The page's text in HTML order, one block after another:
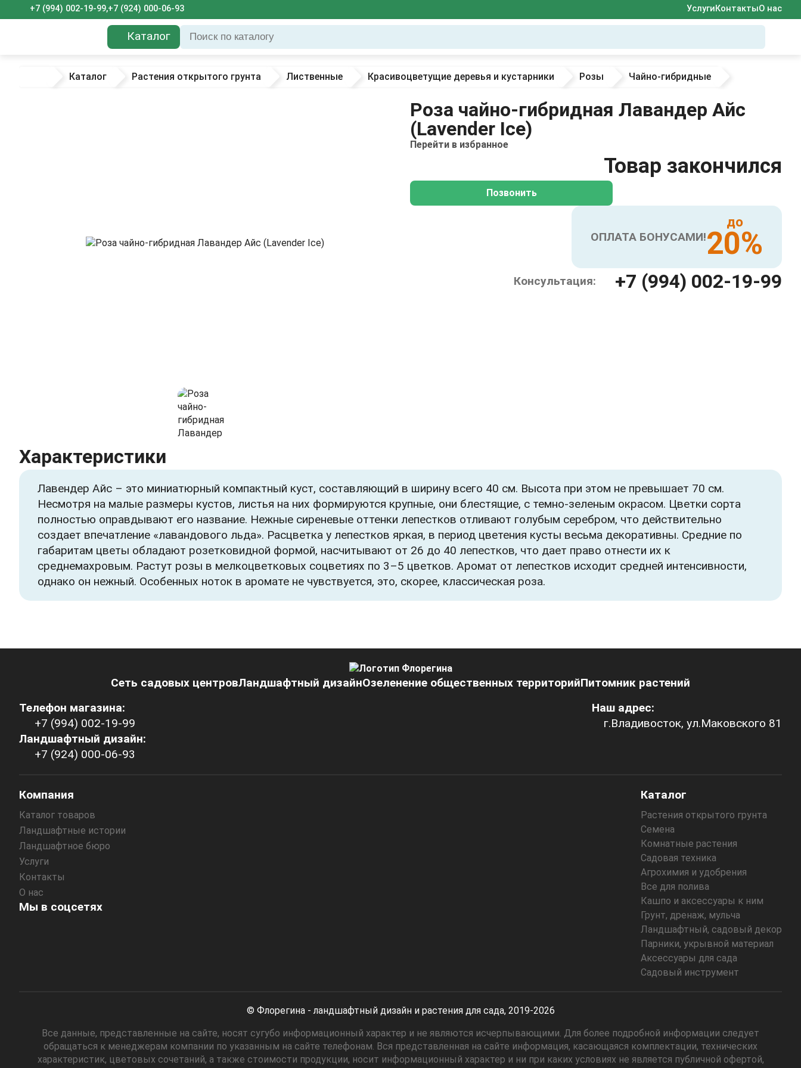
+7 (994) 002-19-99,+7 (924) 000-06-93 УслугиКонтактыО нас
Каталог
Каталог Растения открытого грунта Лиственные Красивоцветущие деревья и кустарники Розы Чайно-гибридные
Роза чайно-гибридная Лавандер Айс
(Lavender Ice)
Перейти в избранное
Товар закончился
Позвонить
ОПЛАТА БОНУСАМИ!
до
20%
Консультация: +7 (994) 002-19-99
Характеристики
Лавендер Айс – это миниатюрный компактный куст, составляющий в ширину всего 40 см. Высота при этом не превышает 70 см.
Несмотря на малые размеры кустов, листья на них формируются крупные, они блестящие, с темно-зеленым окрасом. Цветки сорта
полностью оправдывают его название. Нежные сиреневые оттенки лепестков отливают голубым серебром, что действительно
создает впечатление «лавандового льда». Расцветка у лепестков яркая, в период цветения кусты весьма декоративны. Средние по
габаритам цветы обладают розетковидной формой, насчитывают от 26 до 40 лепестков, что дает право отнести их к
среднемахровым. Растут розы в мелкоцветковых соцветиях по 3–5 цветков. Аромат от лепестков исходит средней интенсивности,
однако он нежный. Особенных ноток в аромате не чувствуется, это, скорее, классическая роза.
Сеть садовых центровЛандшафтный дизайнОзеленение общественных территорийПитомник растений
Телефон магазина:
+7 (994) 002-19-99
Ландшафтный дизайн:
+7 (924) 000-06-93
Наш адрес:
г.Владивосток, ул.Маковского 81
Компания
Каталог товаров
Ландшафтные истории
Ландшафтное бюро
Услуги
Контакты
О нас
Мы в соцсетях
Каталог
Растения открытого грунта
Семена
Комнатные растения
Садовая техника
Агрохимия и удобрения
Все для полива
Кашпо и аксессуары к ним
Грунт, дренаж, мульча
Ландшафтный, садовый декор
Парники, укрывной материал
Аксессуары для сада
Садовый инструмент
© Флорегина - ландшафтный дизайн и растения для сада, 2019-2026
Все данные, представленные на сайте, носят сугубо информационный характер и не являются исчерпывающими. Для более подробной информации следует
обращаться к менеджерам компании по указанным на сайте телефонам. Вся представленная на сайте информация, касающаяся комплектации, технических
характеристик, цветовых сочетаний, а также стоимости продукции, носит информационный характер и ни при каких условиях не является публичной офертой,